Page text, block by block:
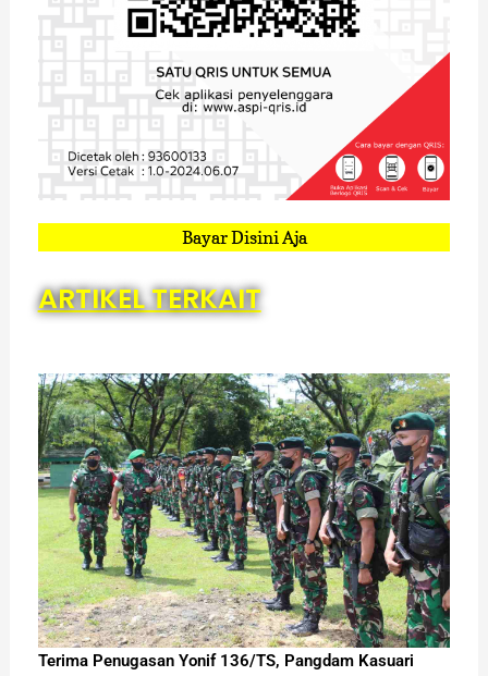
Bayar Disini Aja
ARTIKEL TERKAIT
Terima Penugasan Yonif 136/TS, Pangdam Kasuari